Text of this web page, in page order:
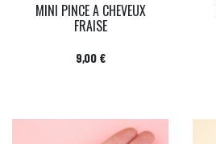
MINI PINCE A CHEVEUX
FRAISE
Prix
9,00 €